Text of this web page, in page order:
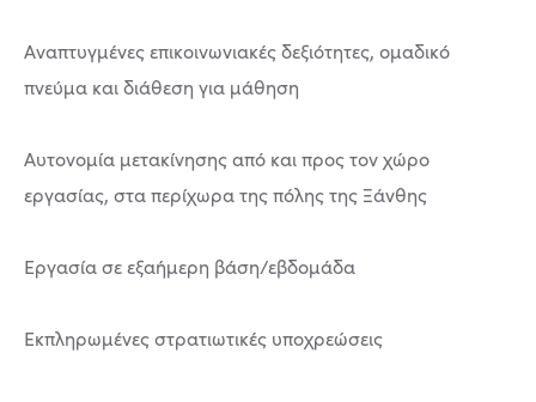
Αναπτυγμένες επικοινωνιακές δεξιότητες, ομαδικό
πνεύμα και διάθεση για μάθηση
Αυτονομία μετακίνησης από και προς τον χώρο
εργασίας, στα περίχωρα της πόλης της Ξάνθης
Εργασία σε εξαήμερη βάση/εβδομάδα
Εκπληρωμένες στρατιωτικές υποχρεώσεις